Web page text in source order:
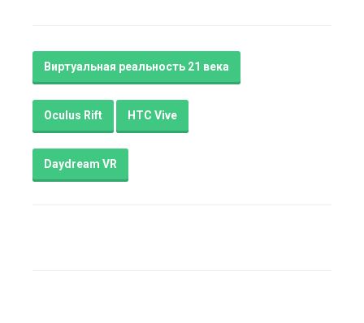
Виртуальная реальность 21 века
Oculus Rift HTC Vive
Daydream VR